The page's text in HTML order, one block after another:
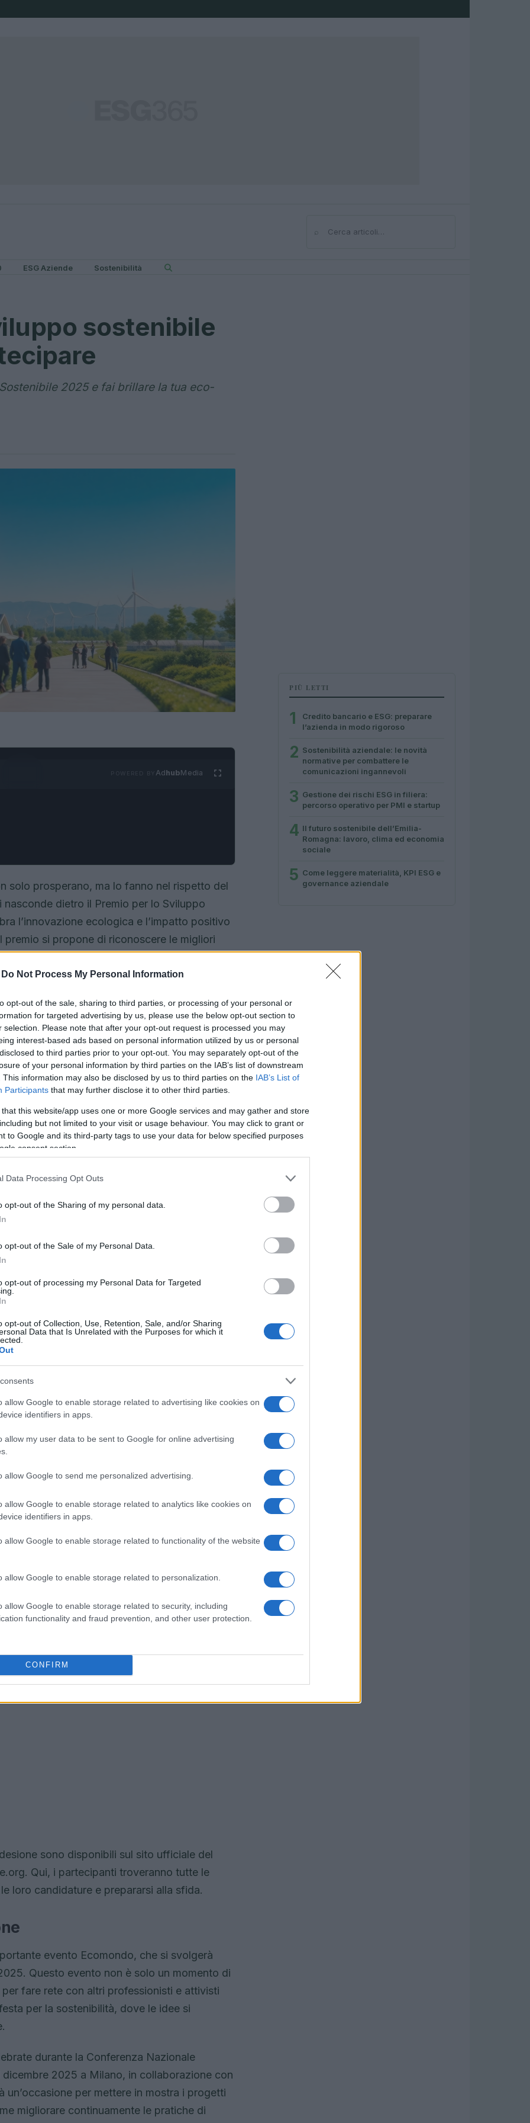
Do Not Process My Personal Information
opt-out of the sale, sharing to third parties, or processing of your personal or
for targeted advertising by us, please use the below opt-out section to
selection. Please note that after your opt-out request is processed you may
interest-based ads based on personal information utilized by us or personal
to third parties prior to your opt-out. You may separately opt-out of the
of your personal information by third parties on the IAB’s list of downstream
This information may also be disclosed by us to third parties on the IAB’s List of
Participants that may further disclose it to other third parties.
that this website/app uses one or more Google services and may gather and store
but not limited to your visit or usage behaviour. You may click to grant or
to Google and its third-party tags to use your data for below specified purposes
consent section.
Data Processing Opt Outs
opt-out of the Sharing of my personal data.
opt-out of the Sale of my Personal Data.
opt-out of processing my Personal Data for Targeted
opt-out of Collection, Use, Retention, Sale, and/or Sharing
Data that Is Unrelated with the Purposes for which it
allow Google to enable storage related to advertising like cookies on
identifiers in apps.
allow my user data to be sent to Google for online advertising
allow Google to send me personalized advertising.
allow Google to enable storage related to analytics like cookies on
identifiers in apps.
allow Google to enable storage related to functionality of the website
allow Google to enable storage related to personalization.
allow Google to enable storage related to security, including
functionality and fraud prevention, and other user protection.
CONFIRM
⌕Cerca
ESG Aziende Sostenibilità
sostenibile
2025 e fai brillare la tua eco-
AdhubMedia
solo prosperano, ma lo fanno nel rispetto del
dietro il Premio per lo Sviluppo
l’innovazione ecologica e l’impatto positivo
premio si propone di riconoscere le migliori
startup e amministrazioni locali. Sarà
far sentire la propria voce in un contesto così
premio
è suddiviso in tre settori principali, ognuno
progetti innovativi. La prima sezione è
il Circular Economy Network. Qui, le
sostenibili, dimostrando come stanno
dell’ambiente.
supportate dal CONAI. Questo è un ottimo
che stanno cercando di farsi notare
sostenibilità. Infine, anche le
promuovendo progetti che abbiano un
gratuito, un’importante occasione per
alla sostenibilità. Le imprese, le startup e le
fino al 30 giugno 2025. Ma attenzione: ogni
E non ci sono scuse per presentare
idee già in fase operativa saranno
sono disponibili sul sito ufficiale del
Qui, i partecipanti troveranno tutte le
loro candidature e prepararsi alla sfida.
evento Ecomondo, che si svolgerà
Questo evento non è solo un momento di
fare rete con altri professionisti e attivisti
per la sostenibilità, dove le idee si
durante la Conferenza Nazionale
dicembre 2025 a Milano, in collaborazione con
un’occasione per mettere in mostra i progetti
migliorare continuamente le pratiche di
PIÙ LETTI
1
Credito bancario e ESG: preparare
l’azienda in modo rigoroso
2 Sostenibilità aziendale: le novità
normative per combattere le
comunicazioni ingannevoli
3 Gestione dei rischi ESG in filiera:
percorso operativo per PMI e startup
4 Il futuro sostenibile dell’Emilia-
Romagna: lavoro, clima ed economia
sociale
5 Come leggere materialità, KPI ESG e
governance aziendale